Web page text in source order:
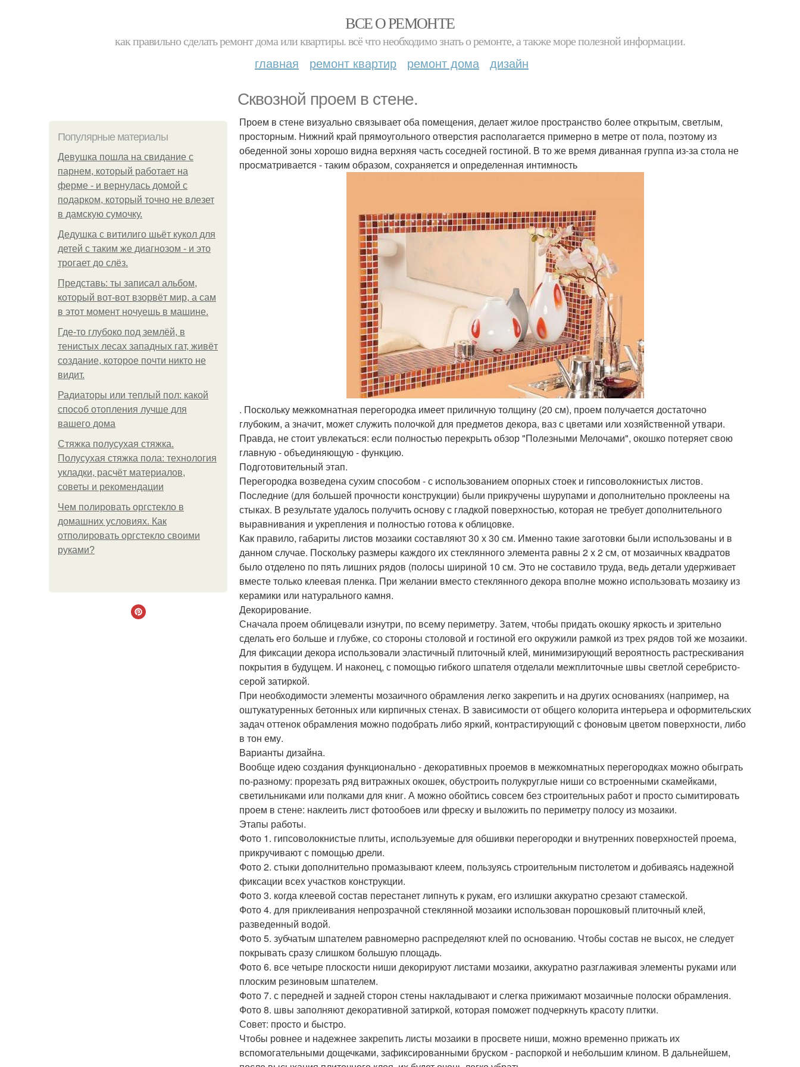
ВСЕ О РЕМОНТЕ
как правильно сделать ремонт дома или квартиры. всё что необходимо знать о ремонте, а также море полезной информации.
главная ремонт квартир ремонт дома дизайн
Сквозной проем в стене.
Популярные материалы
Девушка пошла на свидание с
парнем, который работает на
ферме - и вернулась домой с
подарком, который точно не влезет
в дамскую сумочку.
Дедушка с витилиго шьёт кукол для
детей с таким же диагнозом - и это
трогает до слёз.
Представь: ты записал альбом,
который вот-вот взорвёт мир, а сам
в этот момент ночуешь в машине.
Где-то глубоко под землёй, в
тенистых лесах западных гат, живёт
создание, которое почти никто не
видит.
Радиаторы или теплый пол: какой
способ отопления лучше для
вашего дома
Стяжка полусухая стяжка.
Полусухая стяжка пола: технология
укладки, расчёт материалов,
советы и рекомендации
Чем полировать оргстекло в
домашних условиях. Как
отполировать оргстекло своими
руками?
Проем в стене визуально связывает оба помещения, делает жилое пространство более открытым, светлым,
просторным. Нижний край прямоугольного отверстия располагается примерно в метре от пола, поэтому из
обеденной зоны хорошо видна верхняя часть соседней гостиной. В то же время диванная группа из-за стола не
просматривается - таким образом, сохраняется и определенная интимность
. Поскольку межкомнатная перегородка имеет приличную толщину (20 см), проем получается достаточно
глубоким, а значит, может служить полочкой для предметов декора, ваз с цветами или хозяйственной утвари.
Правда, не стоит увлекаться: если полностью перекрыть обзор "Полезными Мелочами", окошко потеряет свою
главную - объединяющую - функцию.
Подготовительный этап.
Перегородка возведена сухим способом - с использованием опорных стоек и гипсоволокнистых листов.
Последние (для большей прочности конструкции) были прикручены шурупами и дополнительно проклеены на
стыках. В результате удалось получить основу с гладкой поверхностью, которая не требует дополнительного
выравнивания и укрепления и полностью готова к облицовке.
Как правило, габариты листов мозаики составляют 30 х 30 см. Именно такие заготовки были использованы и в
данном случае. Поскольку размеры каждого их стеклянного элемента равны 2 х 2 см, от мозаичных квадратов
было отделено по пять лишних рядов (полосы шириной 10 см. Это не составило труда, ведь детали удерживает
вместе только клеевая пленка. При желании вместо стеклянного декора вполне можно использовать мозаику из
керамики или натурального камня.
Декорирование.
Сначала проем облицевали изнутри, по всему периметру. Затем, чтобы придать окошку яркость и зрительно
сделать его больше и глубже, со стороны столовой и гостиной его окружили рамкой из трех рядов той же мозаики.
Для фиксации декора использовали эластичный плиточный клей, минимизирующий вероятность растрескивания
покрытия в будущем. И наконец, с помощью гибкого шпателя отделали межплиточные швы светлой серебристо-
серой затиркой.
При необходимости элементы мозаичного обрамления легко закрепить и на других основаниях (например, на
оштукатуренных бетонных или кирпичных стенах. В зависимости от общего колорита интерьера и оформительских
задач оттенок обрамления можно подобрать либо яркий, контрастирующий с фоновым цветом поверхности, либо
в тон ему.
Варианты дизайна.
Вообще идею создания функционально - декоративных проемов в межкомнатных перегородках можно обыграть
по-разному: прорезать ряд витражных окошек, обустроить полукруглые ниши со встроенными скамейками,
светильниками или полками для книг. А можно обойтись совсем без строительных работ и просто сымитировать
проем в стене: наклеить лист фотообоев или фреску и выложить по периметру полосу из мозаики.
Этапы работы.
Фото 1. гипсоволокнистые плиты, используемые для обшивки перегородки и внутренних поверхностей проема,
прикручивают с помощью дрели.
Фото 2. стыки дополнительно промазывают клеем, пользуясь строительным пистолетом и добиваясь надежной
фиксации всех участков конструкции.
Фото 3. когда клеевой состав перестанет липнуть к рукам, его излишки аккуратно срезают стамеской.
Фото 4. для приклеивания непрозрачной стеклянной мозаики использован порошковый плиточный клей,
разведенный водой.
Фото 5. зубчатым шпателем равномерно распределяют клей по основанию. Чтобы состав не высох, не следует
покрывать сразу слишком большую площадь.
Фото 6. все четыре плоскости ниши декорируют листами мозаики, аккуратно разглаживая элементы руками или
плоским резиновым шпателем.
Фото 7. с передней и задней сторон стены накладывают и слегка прижимают мозаичные полоски обрамления.
Фото 8. швы заполняют декоративной затиркой, которая поможет подчеркнуть красоту плитки.
Совет: просто и быстро.
Чтобы ровнее и надежнее закрепить листы мозаики в просвете ниши, можно временно прижать их
вспомогательными дощечками, зафиксированными бруском - распоркой и небольшим клином. В дальнейшем,